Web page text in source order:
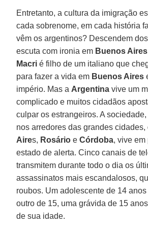
Entretanto, a cultura da imigração
cada sobrenome, em cada história
vêm os argentinos? Descendem
escuta com ironia em Buenos Aires
Macri é filho de um italiano que
para fazer a vida em Buenos Aires
império. Mas a Argentina vive um
complicado e muitos cidadãos
culpar os estrangeiros. A
nos arredores das grandes cidades,
Aires, Rosário eCórdoba, vive em
estado de alerta. Cinco canais de
transmitem durante todo o dia os
assassinatos mais escandalosos,
roubos. Um adolescente de 14
outro de 15, uma grávida de 15
de sua idade.